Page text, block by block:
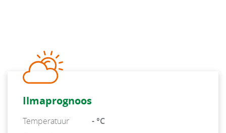
Ilmaprognoos
Temperatuur
- °C